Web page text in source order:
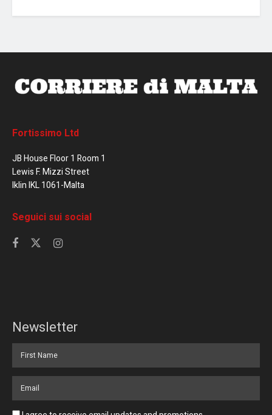
Fortissimo Ltd
JB House Floor 1 Room 1
Lewis F. Mizzi Street
Iklin IKL 1061-Malta
Seguici sui social
Newsletter